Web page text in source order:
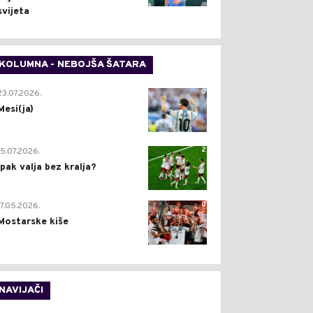
KOLUMNA - NEBOJŠA ŠATARA
0
2
valja bez kralja?
0
kiše
NAVIJAČI